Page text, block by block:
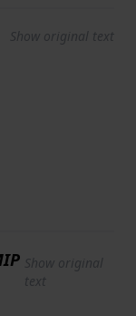
Show original text
Show original
text